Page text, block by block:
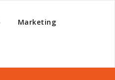
Marketing